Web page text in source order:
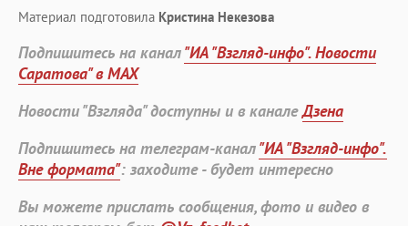
Материал подготовила Кристина Некезова
Подпишитесь на канал"ИА "Взгляд-инфо". Новости
Саратова" в MAX
Новости "Взгляда" доступны и в каналеДзена
Подпишитесь на телеграм-канал"ИА "Взгляд-инфо".
Вне формата": заходите - будет интересно
Вы можете прислать сообщения, фото и видео в